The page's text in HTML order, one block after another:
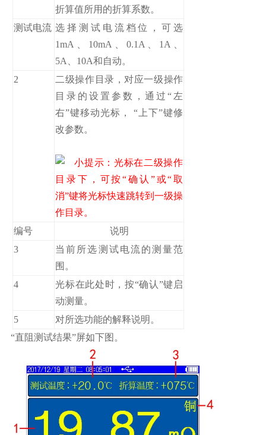
折算值所用的折算系数。
测试电流 选择测试电流档位，可选
1mA、10mA、0.1A、1A、
5A、10A和自动。
2
二级操作目录，对应一级操作
目录的设置参数，通过“左
右”键移动光标， “上下”键修
改参数。
小提示：光标在二级操作
目录下，可按“确认”或“取
消”键将光标快速跳转到一级操
作目录。
编号
说明
3
当前所选测试电流的测量范
围。
4
光标在此处时，按“确认”键启
动测量。
5
对所选功能的解释说明。
“直阻测试结果”屏如下图。